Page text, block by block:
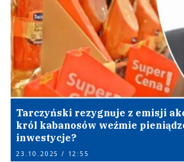
Tarczyński rezygnuje z emisji
król kabanosów weźmie
inwestycje?
23.10.2025 / 12:55